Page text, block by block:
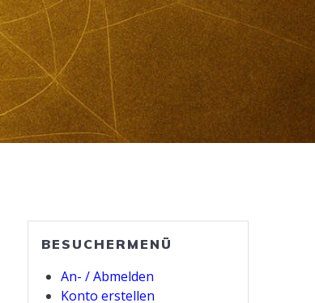
BESUCHERMENÜ
An- / Abmelden
Konto erstellen